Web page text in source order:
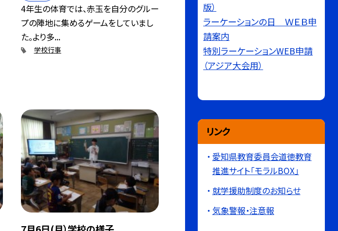
4年生の体育では、赤玉を自分のグルー
プの陣地に集めるゲームをしていまし
た。より多...
学校行事
版）
ラーケーションの日 ＷＥＢ申
請案内
特別ラーケーションWEB申請
（アジア大会用）
リンク
愛知県教育委員会道徳教育
推進サイト｢モラルBOX｣
就学援助制度のお知らせ
気象警報・注意報